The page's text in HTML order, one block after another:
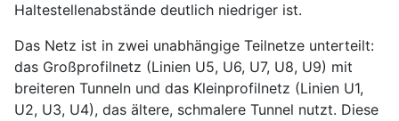
Haltestellenabstände deutlich niedriger ist.
Das Netz ist in zwei unabhängige Teilnetze unterteilt:
das Großprofilnetz (Linien U5, U6, U7, U8, U9) mit
breiteren Tunneln und das Kleinprofilnetz (Linien U1,
U2, U3, U4), das ältere, schmalere Tunnel nutzt. Diese